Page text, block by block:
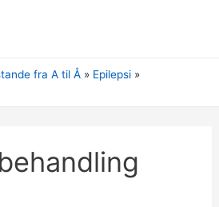
fra A til Å
Epilepsi